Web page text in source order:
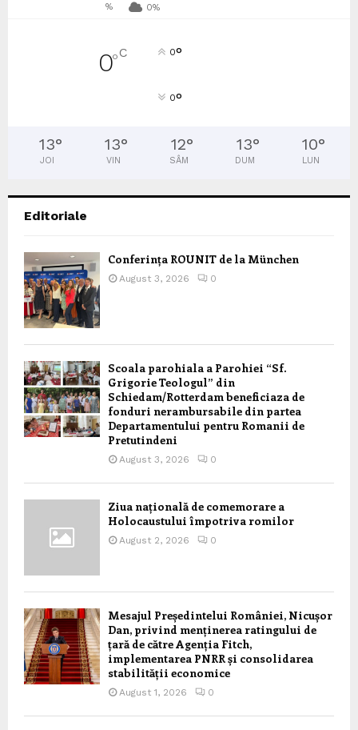
% 0%
0°C 0°
0°
13°
JOI
13°
VIN
12°
SÂM
13°
DUM
10°
LUN
Editoriale
Conferința ROUNIT de la München
August 3, 2026 0
Scoala parohiala a Parohiei “Sf.
Grigorie Teologul” din
Schiedam/Rotterdam beneficiaza de
fonduri nerambursabile din partea
Departamentului pentru Romanii de
Pretutindeni
August 3, 2026 0
Ziua națională de comemorare a
Holocaustului împotriva romilor
August 2, 2026 0
Mesajul Președintelui României, Nicușor
Dan, privind menținerea ratingului de
țară de către Agenția Fitch,
implementarea PNRR și consolidarea
stabilității economice
August 1, 2026 0